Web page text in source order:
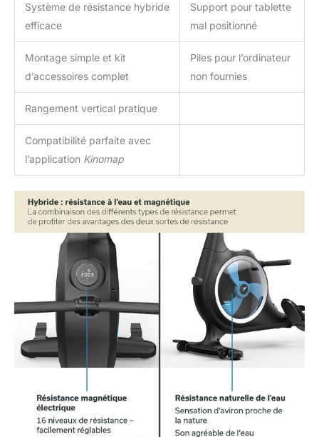
Système de résistance hybride
efficace
Support pour tablette
mal positionné
Montage simple et kit
d’accessoires complet
Piles pour l’ordinateur
non fournies
Rangement vertical pratique
Compatibilité parfaite avec
l’application Kinomap